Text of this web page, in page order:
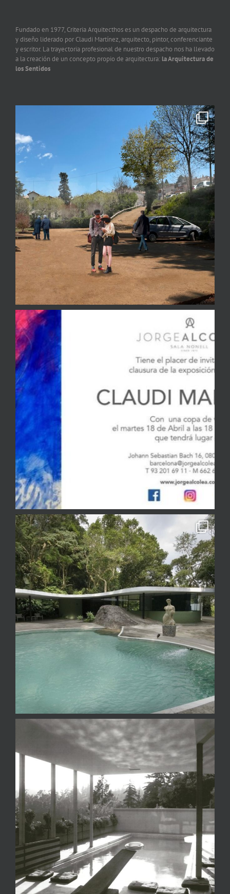
Fundado en 1977, Criteria Arquitecthos es un despacho de arquitectura
y diseño liderado por Claudi Martínez, arquitecto, pintor, conferenciante
y escritor. La trayectoria profesional de nuestro despacho nos ha llevado
a la creación de un concepto propio de arquitectura: la Arquitectura de
los Sentidos